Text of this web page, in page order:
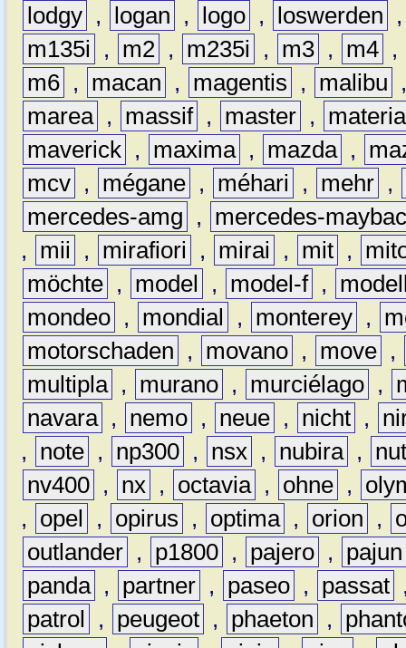
lodgy , logan , logo , loswerden
m135i
, m2 , m235i , m3 , m4 ,
m6 , macan , magentis , malibu
marea , massif , master ,
materia
maverick , maxima , mazda ,
mcv , mégane , méhari , mehr ,
mercedes-amg
,
mercedes-
,
mii , mirafiori , mirai , mit ,
möchte , model , model-f ,
mondeo , mondial , monterey ,
motorschaden
, movano , move ,
multipla , murano , murciélago ,
navara , nemo , neue , nicht ,
,
note , np300 , nsx , nubira ,
nv400 , nx , octavia , ohne ,
,
opel , opirus , optima , orion ,
outlander , p1800 , pajero ,
pajun
panda , partner , paseo , passat
patrol
, peugeot , phaeton ,